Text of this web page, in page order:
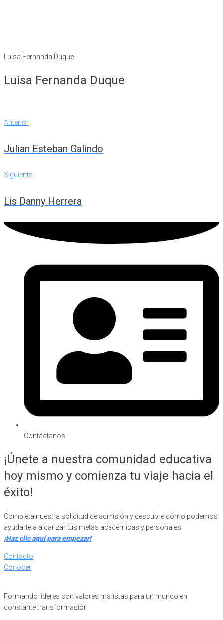
Luisa Fernanda Duque
Luisa Fernanda Duque
Navegación
entradas
Anterior
Anterior
Julian Esteban Galindo
Siguiente
Siguiente
Lis Danny Herrera
Contáctanos
¡Únete a nuestra comunidad educativa
hoy mismo y comienza tu viaje hacia el
éxito!
Completa nuestra solicitud de admisión y descubre cómo podemos
ayudarte a alcanzar tus metas académicas y personales.
¡Haz clic aquí para empezar!
Contacto
Conocer
Formando líderes con valores maristas para un mundo en
constante transformación